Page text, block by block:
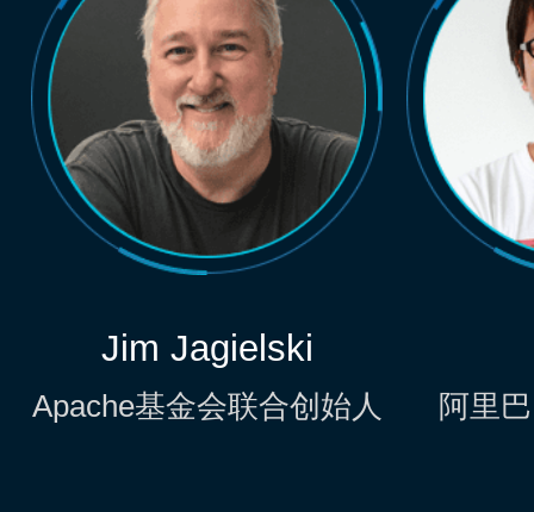
Jim Jagielski
Apache基金会联合创始人 阿里